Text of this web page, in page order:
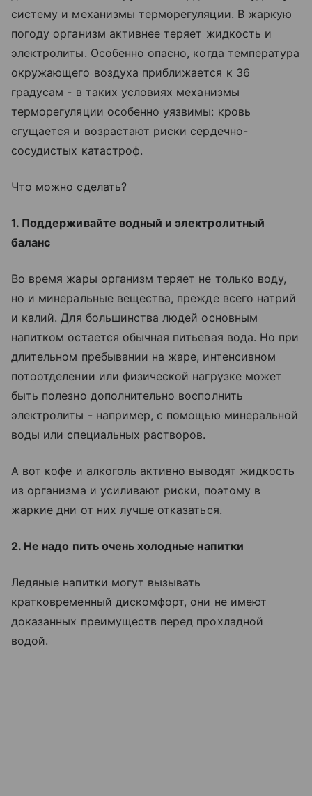
систему и механизмы терморегуляции. В жаркую
погоду организм активнее теряет жидкость и
электролиты. Особенно опасно, когда температура
окружающего воздуха приближается к 36
градусам - в таких условиях механизмы
терморегуляции особенно уязвимы: кровь
сгущается и возрастают риски сердечно-
сосудистых катастроф.
Что можно сделать?
1. Поддерживайте водный и электролитный
баланс
Во время жары организм теряет не только воду,
но и минеральные вещества, прежде всего натрий
и калий. Для большинства людей основным
напитком остается обычная питьевая вода. Но при
длительном пребывании на жаре, интенсивном
потоотделении или физической нагрузке может
быть полезно дополнительно восполнить
электролиты - например, с помощью минеральной
воды или специальных растворов.
А вот кофе и алкоголь активно выводят жидкость
из организма и усиливают риски, поэтому в
жаркие дни от них лучше отказаться.
2. Не надо пить очень холодные напитки
Ледяные напитки могут вызывать
кратковременный дискомфорт, они не имеют
доказанных преимуществ перед прохладной
водой.